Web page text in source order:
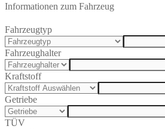
Informationen zum Fahrzeug
Fahrzeugtyp
Fahrzeughalter
Kraftstoff
Getriebe
TÜV